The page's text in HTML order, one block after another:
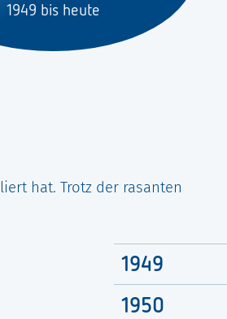
1949 bis heute
hat. Trotz der rasanten
1949
1950